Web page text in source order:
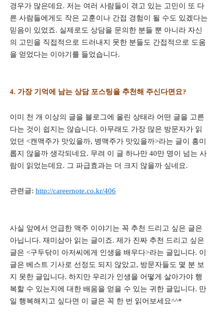
경우가 많은데요. 저는 여러 사람들이 겪고 있는 고민이 또 다
른 사람들에게도 작은 교훈이나 간접 경험이 될 수도 있겠다는
믿음이 있었죠. 실제로도 상담을 문의한 분들 뿐 아니라 자신
의 고민을 직접적으로 드러내지 못한 분들도 간접적으로 도움
을 얻었다는 이야기를 들었습니다.
4. 가장 기억에 남는 상담 포스팅을 추천해 주신다면요?
이미 천 개 이상의 글을 블로그에 올린 상태라 어떤 글을 고른
다는 것이 쉽지는 않습니다. 아무래도 가장 많은 방문자가 읽
었던 <캔맥주가 맛있을까, 병맥주가 맛있을까>라는 글이 흥미
롭지 않을까 생각되네요. 무려 이 글 하나만 40만 명이 넘는 사
람이 읽었는데요. 그 파급효과는 더 크지 않을까 싶네요.
관련글: http://careernote.co.kr/406
사실 앞에서 언급한 맥주 이야기는 꼭 추천 드리고 싶은 글은
아닙니다. 재미삼아 읽는 글이죠. 제가 진짜 추천 드리고 싶은
글은 <구두닦이 아저씨에게 인생을 배우다>라는 글입니다. 이
글은 베스트 기사로 선정도 되지 않았고, 방문자들도 몇 분 보
지 못한 글입니다. 하지만 우리가 인생을 어떻게 살아가야 행
복할 수 있는지에 대한 배움을 얻을 수 있는 귀한 글입니다. 만
일 행복해지고 싶다면 이 글은 꼭 한 번 읽어보세요^^*